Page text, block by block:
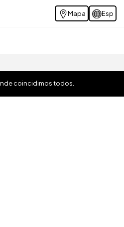
Mapa Esp
coincidimos todos.